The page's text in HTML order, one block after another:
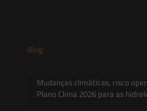
Blog
Mudanças climáticas, risco
Plano Clima 2026 para as